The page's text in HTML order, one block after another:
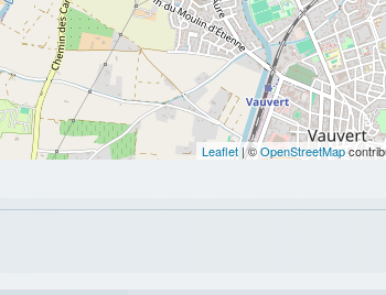
Leaflet| ©OpenStreetMap